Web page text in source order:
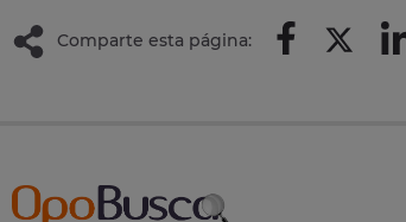
Comparte esta página: